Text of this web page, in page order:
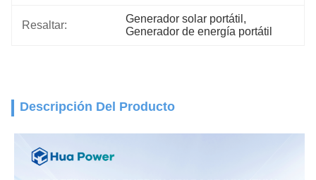
Resaltar:
Generador solar portátil ,
Generador de energía portátil
Descripción Del Producto